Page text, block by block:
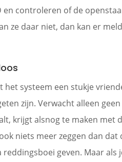
en controleren of de
ze daar niet, dan kan er
systeem een stukje
zijn. Verwacht alleen
krijgt alsnog te maken met
niets meer zeggen dan dat
reddingsboei geven. Maar als